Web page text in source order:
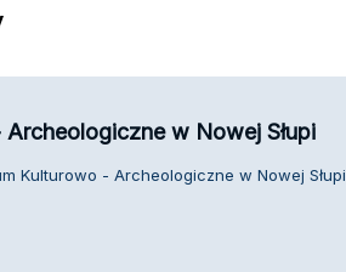
w Nowej Słupi
Kulturowo - Archeologiczne w Nowej Słupi